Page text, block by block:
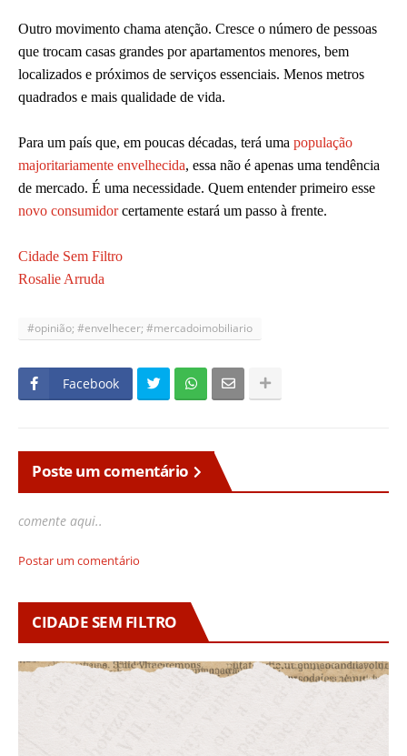
Outro movimento chama atenção. Cresce o número de pessoas
que trocam casas grandes por apartamentos menores, bem
localizados e próximos de serviços essenciais. Menos metros
quadrados e mais qualidade de vida.
Para um país que, em poucas décadas, terá uma população
majoritariamente envelhecida, essa não é apenas uma tendência
de mercado. É uma necessidade. Quem entender primeiro esse
novo consumidorcertamente estará um passo à frente.
Cidade Sem Filtro
Rosalie Arruda
#opinião; #envelhecer; #mercadoimobiliario
Facebook
Poste um comentário
comente aqui..
Postar um comentário
CIDADE SEM FILTRO